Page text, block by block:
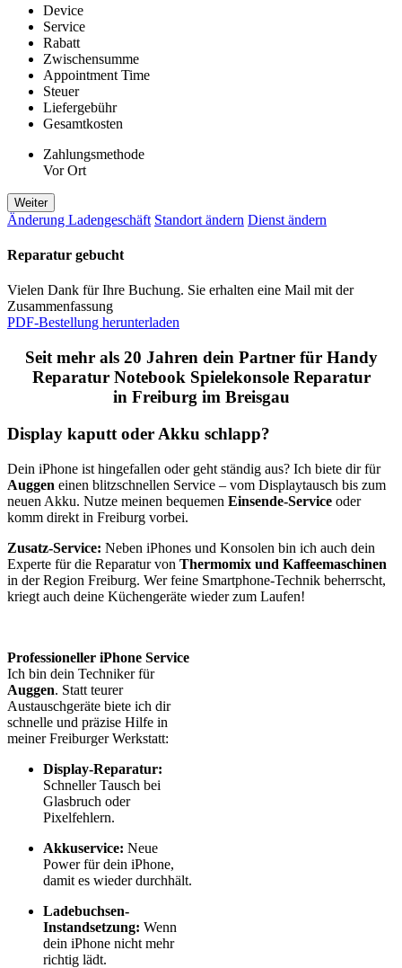
Device
Service
Rabatt
Zwischensumme
Appointment Time
Steuer
Liefergebühr
Gesamtkosten
Zahlungsmethode
Vor Ort
Weiter
Änderung Ladengeschäft Standort ändern Dienst ändern
Reparatur gebucht
Vielen Dank für Ihre Buchung. Sie erhalten eine Mail mit der
Zusammenfassung
PDF-Bestellung herunterladen
Seit mehr als 20 Jahren dein Partner für Handy
Reparatur Notebook Spielekonsole Reparatur
in Freiburg im Breisgau
Display kaputt oder Akku schlapp?
Dein iPhone ist hingefallen oder geht ständig aus? Ich biete dir für
Auggen einen blitzschnellen Service – vom Displaytausch bis zum
neuen Akku. Nutze meinen bequemen Einsende-Service oder
komm direkt in Freiburg vorbei.
Zusatz-Service: Neben iPhones und Konsolen bin ich auch dein
Experte für die Reparatur von Thermomix und Kaffeemaschinen
in der Region Freiburg. Wer feine Smartphone-Technik beherrscht,
kriegt auch deine Küchengeräte wieder zum Laufen!
Professioneller iPhone Service
Ich bin dein Techniker für
Auggen. Statt teurer
Austauschgeräte biete ich dir
schnelle und präzise Hilfe in
meiner Freiburger Werkstatt:
Display-Reparatur:
Schneller Tausch bei
Glasbruch oder
Pixelfehlern.
Akkuservice: Neue
Power für dein iPhone,
damit es wieder durchhält.
Ladebuchsen-
Instandsetzung: Wenn
dein iPhone nicht mehr
richtig lädt.